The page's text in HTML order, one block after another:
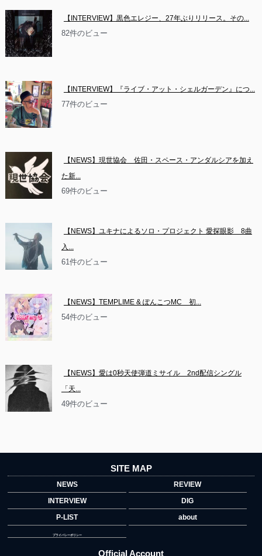
【INTERVIEW】黒色エレジー、27年ぶりリリース。その...
82件のビュー
【INTERVIEW】『ライブ・アット・シェルガーデン』につ...
77件のビュー
【NEWS】現世協会　佐田・スペース・アンダルシアを加え
た新...
69件のビュー
【NEWS】ユキナによるソロ・プロジェクト 愛探眼影　8曲
入...
61件のビュー
【NEWS】TEMPLIME & ぽんこつMC　初...
54件のビュー
【NEWS】愛は0秒天使弾道ミサイル　2nd配信シングル
「天...
49件のビュー
SITE MAP
NEWS
REVIEW
INTERVIEW
DIG
P-LIST
about
プライバシーポリシー
Official Account